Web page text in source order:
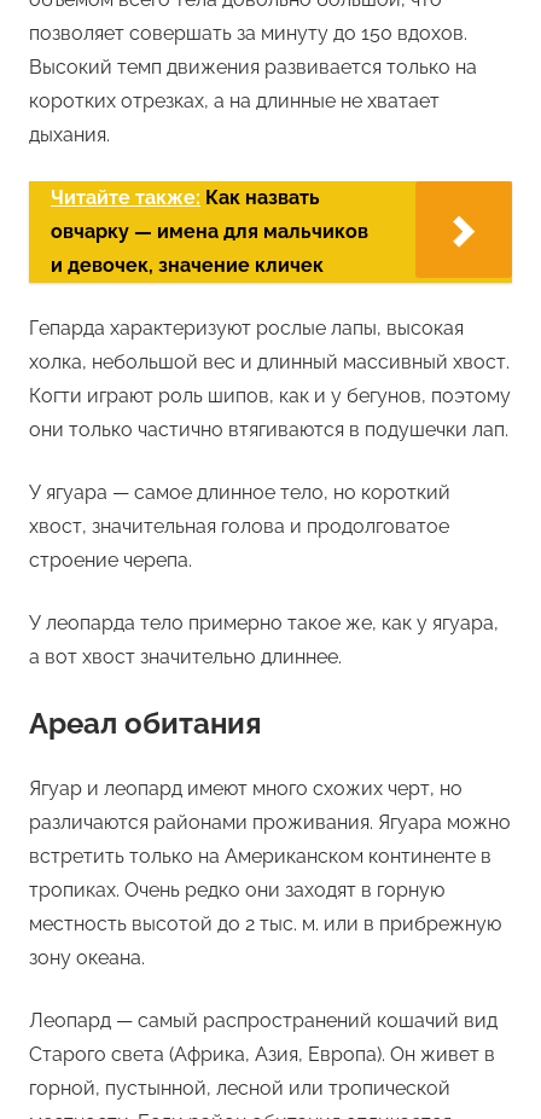
позволяет совершать за минуту до 150 вдохов.
Высокий темп движения развивается только на
коротких отрезках, а на длинные не хватает
дыхания.
Читайте также: Как назвать
овчарку — имена для мальчиков
и девочек, значение кличек
Гепарда характеризуют рослые лапы, высокая
холка, небольшой вес и длинный массивный хвост.
Когти играют роль шипов, как и у бегунов, поэтому
они только частично втягиваются в подушечки лап.
У ягуара — самое длинное тело, но короткий
хвост, значительная голова и продолговатое
строение черепа.
У леопарда тело примерно такое же, как у ягуара,
а вот хвост значительно длиннее.
Ареал обитания
Ягуар и леопард имеют много схожих черт, но
различаются районами проживания. Ягуара можно
встретить только на Американском континенте в
тропиках. Очень редко они заходят в горную
местность высотой до 2 тыс. м. или в прибрежную
зону океана.
Леопард — самый распространений кошачий вид
Старого света (Африка, Азия, Европа). Он живет в
горной, пустынной, лесной или тропической